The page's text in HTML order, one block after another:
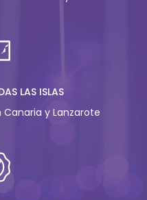
LAS ISLAS
Canaria y Lanzarote